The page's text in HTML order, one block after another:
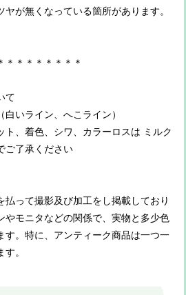
ヤが無くなっている箇所があります。
＊＊＊＊＊＊＊＊
て
いライン、へこライン）
ト、着色、シワ、カラーロスは ミルク
ご了承ください
払って撮影及び加工をし掲載しており
やモニタなどの関係で、実物と多少色
す。特に、アンティーク商品は一つ一
。